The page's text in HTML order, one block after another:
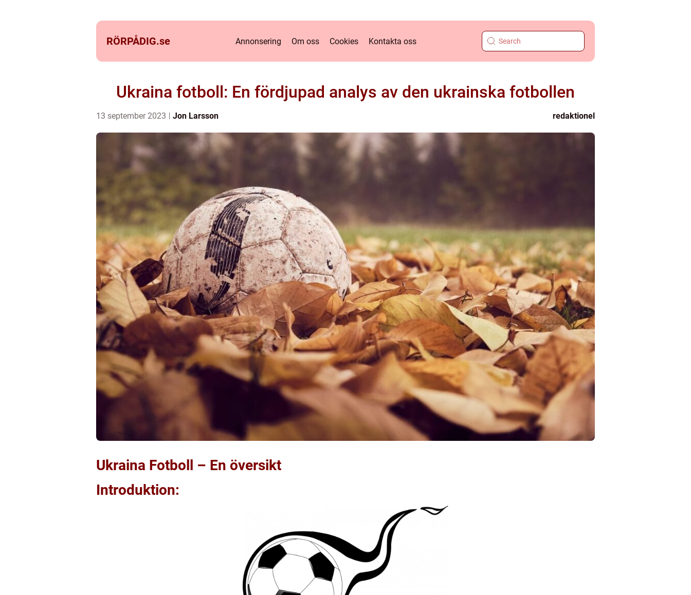
RÖRPÅDIG.se Annonsering Om oss Cookies Kontakta oss
Ukraina fotboll: En fördjupad analys av den ukrainska fotbollen
13 september 2023 Jon Larsson redaktionel
Ukraina Fotboll – En översikt
Introduktion: